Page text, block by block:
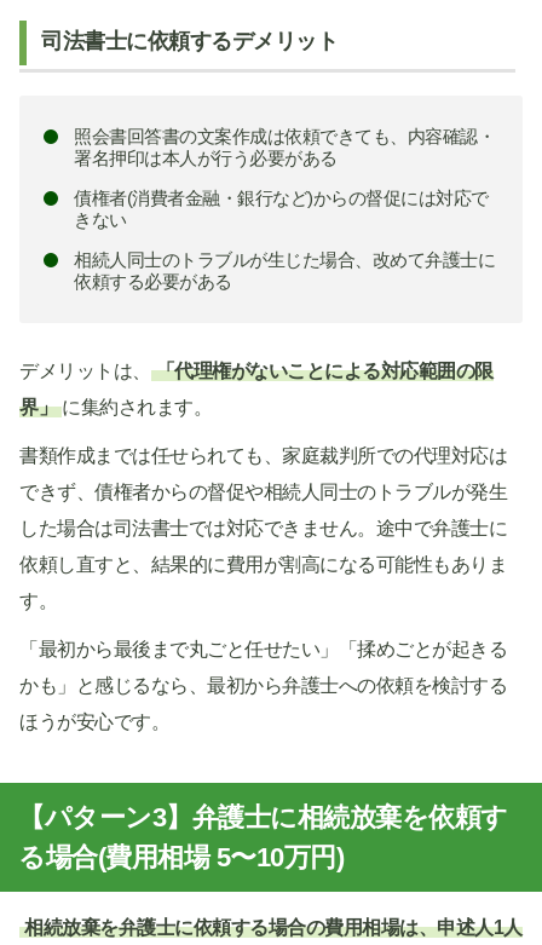
司法書士に依頼するデメリット
照会書回答書の文案作成は依頼できても、内容確認・
署名押印は本人が行う必要がある
債権者(消費者金融・銀行など)からの督促には対応で
きない
相続人同士のトラブルが生じた場合、改めて弁護士に
依頼する必要がある
デメリットは、
「代理権がないことによる対応範囲の限
界」 に集約されます。
書類作成までは任せられても、家庭裁判所での代理対応は
できず、債権者からの督促や相続人同士のトラブルが発生
した場合は司法書士では対応できません。途中で弁護士に
依頼し直すと、結果的に費用が割高になる可能性もありま
す。
「最初から最後まで丸ごと任せたい」「揉めごとが起きる
かも」と感じるなら、最初から弁護士への依頼を検討する
ほうが安心です。
【パターン3】弁護士に相続放棄を依頼す
る場合(費用相場 5〜10万円)
相続放棄を弁護士に依頼する場合の費用相場は、申述人1人